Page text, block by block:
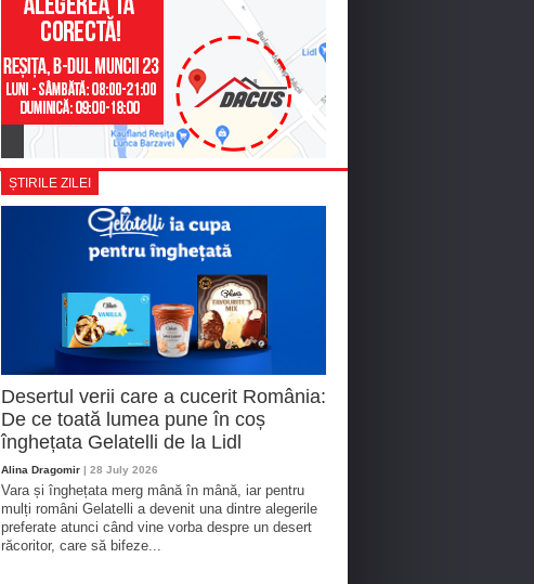
ȘTIRILE ZILEI
Desertul verii care a cucerit România:
De ce toată lumea pune în coș
înghețata Gelatelli de la Lidl
Alina Dragomir | 28 July 2026
Vara și înghețata merg mână în mână, iar pentru
mulți români Gelatelli a devenit una dintre alegerile
preferate atunci când vine vorba despre un desert
răcoritor, care să bifeze...